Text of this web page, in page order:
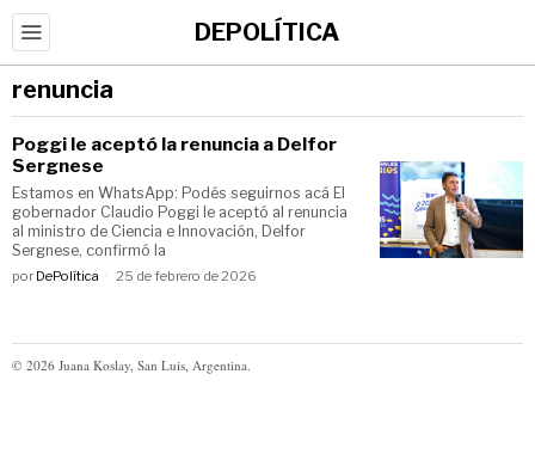
DEPOLÍTICA
renuncia
Poggi le aceptó la renuncia a Delfor
Sergnese
Estamos en WhatsApp: Podés seguirnos acá El
gobernador Claudio Poggi le aceptó al renuncia
al ministro de Ciencia e Innovación, Delfor
Sergnese, confirmó la
por DePolítica 25 de febrero de 2026
© 2026 Juana Koslay, San Luis, Argentina.